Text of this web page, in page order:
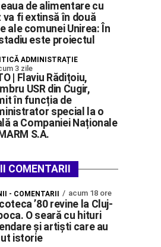
de alimentare cu
va fi extinsă în două
ale comunei Unirea: În
este proiectul
ADMINISTRAȚIE
3 zile
| Flaviu Rădițoiu,
USR din Cugir,
în funcția de
special la o
a Companiei Naționale
S.A.
COMENTARII
- COMENTARII acum 18 ore
’80 revine la Cluj-
O seară cu hituri
și artiști care au
istorie